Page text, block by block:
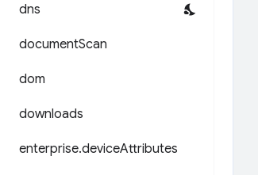
dns
documentScan
dom
downloads
enterprise.deviceAttributes